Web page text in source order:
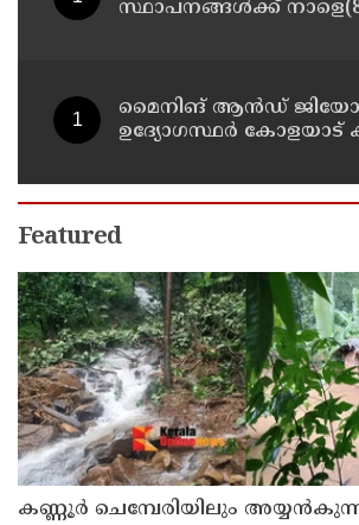
സ്ഥാപനങ്ങള്‍ക്ക്
മൈനിങ് ആൻഡ്​
ഉദ്യോഗസ്ഥർ കോളയാട്
Featured
കണ്ണൂർ ചെമ്പേരിയിലും